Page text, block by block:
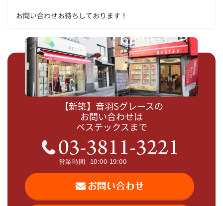
お問い合わせお待ちしております！
【新築】音羽Sグレースの
お問い合わせは
ベステックスまで